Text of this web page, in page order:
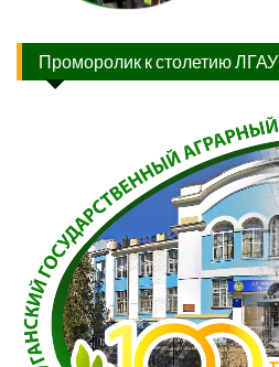
Проморолик к столетию ЛГАУ